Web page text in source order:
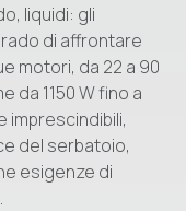
liquidi: gli
di affrontare
motori, da 22 a 90
da 1150 W fino a
imprescindibili,
del serbatoio,
esigenze di